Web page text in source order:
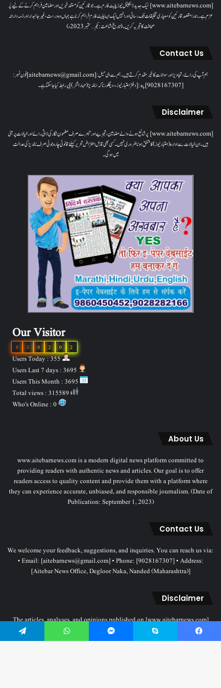
[www.aitebarnews.com] ایک جدید ڈیجیٹل نیوز پلیٹ فارم ہے۔ جو قارئین کو مستند خبریں اور مضامین فراہم کرنے کے لیے پُر
عزم ہے۔ ہمارا مقصدقارئین کو معیاری تخلیقات تک رسائی اور انہیں ایک ایسا پلیٹ فارم فراہم کرنا ہے جہاں وہ درست، غیر جانبدار اور ذمہ دارانہ
صحافت کا تجربہ کریں۔( تاریخ اشاعت : یکم؍ ستمبر 2023ء)
Contact Us
ہم آپ کی رائے، تجاویز اور سوالات کا خیرمقدم کرتے ہیں۔ ہم سےای میل: [aitebarnews@gmail.com]فون نمبر:
[9028167307]پتہ: [دفتر اعتبار نیوز، ، دیگلور ناکہ، ناندیڑ(مہاراشٹر) ] پر رابطہ کیا جاسکتا ہے۔
Disclaimer
[www.aitebarnews.com] پر شائع ہونے والے مضامین، تجزیے اور تبصرے صرف مضمون نگار کی ذاتی رائے اور خیالات پر مبنی
ہیں۔ ان خیالات سے ادارہ (اعتبار نیوز) کا متفق ہونا ضروری نہیں۔ کسی بھی قابل اعتراض تحریر کیلئے قانونی چارہ جوئی صرف ناندیڑ کی عدالت
میں ہوگی۔
Our Visitor
2
0
2
8
5
8
Users Today : 355
About Us
www.aitebarnews.com is a modern digital news platform committed to
providing readers with authentic news and articles. Our goal is to offer
readers access to quality content and provide them with a platform where
they can experience accurate, unbiased, and responsible journalism. (Date of
Publication: September 1, 2023)
Contact Us
We welcome your feedback, suggestions, and inquiries. You can reach us via:
• Email: [aitebarnews@gmail.com] • Phone: [9028167307] • Address:
[Aitebar News Office, Degloor Naka, Nanded (Maharashtra)]
Disclaimer
The articles, analyses, and opinions published on [www.aitebarnews.com]
solely represent the personal views and opinions of the authors. These views
do not necessarily reflect the stance of the Aitebar News management. Any
Facebook
Skype
Messenger
WhatsApp
Telegram